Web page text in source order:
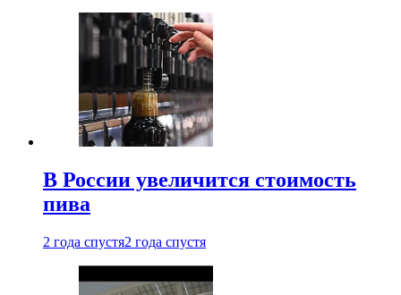
В России увеличится стоимость
пива
2 года спустя2 года спустя